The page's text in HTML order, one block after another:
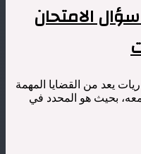
الامتحان
يعد من القضايا المهمة
بحيث هو المحدد في